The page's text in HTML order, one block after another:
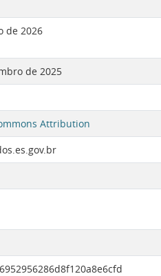
de 2026
de 2025
Attribution